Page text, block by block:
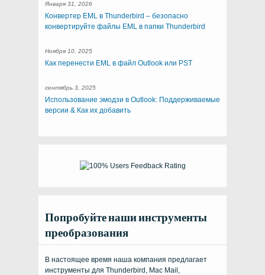
Января 31, 2026
Конвертер EML в Thunderbird – безопасно
конвертируйте файлы EML в папки Thunderbird
Ноября 10, 2025
Как перенести EML в файл Outlook или PST
сентябрь 3, 2025
Использование эмодзи в Outlook: Поддерживаемые
версии & Как их добавить
Попробуйте наши инструменты
преобразования
В настоящее время наша компания предлагает
инструменты для Thunderbird, Mac Mail,